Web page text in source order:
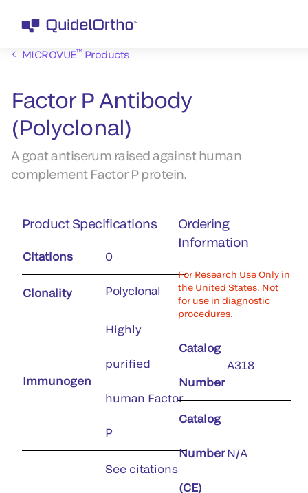
MICROVUE™Products
Factor P Antibody
(Polyclonal)
A goat antiserum raised against human
complement Factor P protein.
Product Specifications
Citations 0
Clonality Polyclonal
Immunogen
Highly
purified
human Factor
P
See citations
Ordering
Information
For Research Use Only in
the United States. Not
for use in diagnostic
procedures.
Catalog
Number
A318
Catalog
Number
(CE)
N/A